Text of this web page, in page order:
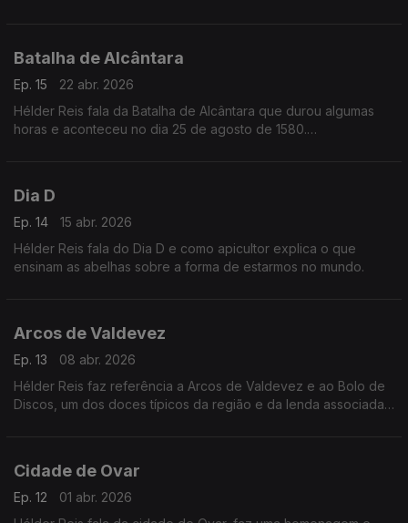
Batalha de Alcântara
Ep. 15
22 abr. 2026
Hélder Reis fala da Batalha de Alcântara que durou algumas
horas e aconteceu no dia 25 de agosto de 1580.
Dia D
Ep. 14
15 abr. 2026
Hélder Reis fala do Dia D e como apicultor explica o que
ensinam as abelhas sobre a forma de estarmos no mundo.
Arcos de Valdevez
Ep. 13
08 abr. 2026
Hélder Reis faz referência a Arcos de Valdevez e ao Bolo de
Discos, um dos doces típicos da região e da lenda associada
Cidade de Ovar
Ep. 12
01 abr. 2026